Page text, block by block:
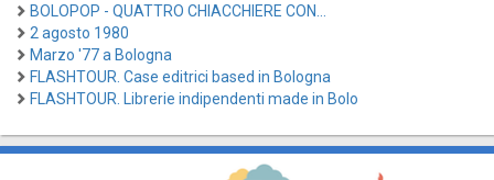
BOLOPOP - QUATTRO CHIACCHIERE CON...
2 agosto 1980
Marzo '77 a Bologna
FLASHTOUR. Case editrici based in Bologna
FLASHTOUR. Librerie indipendenti made in Bolo